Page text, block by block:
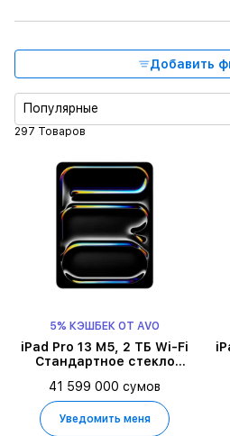
Добавить
Связь
Цвет
Процессор
Диагональ экрана
Память
Тип дисплея
297 Товаров
Популярные
5% КЭШБЕК ОТ AVO
iPad Pro 13 M5, 2 ТБ Wi-Fi
Стандартное стекло
41 599 000 сумов
Уведомить меня